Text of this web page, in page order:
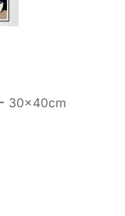
30×40cm